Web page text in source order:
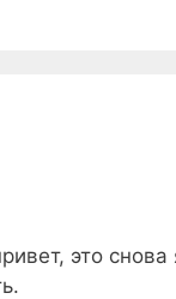
это